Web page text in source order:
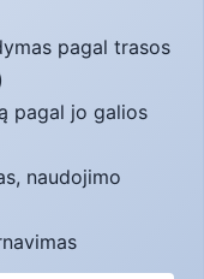
pagal trasos
pagal jo galios
naudojimo